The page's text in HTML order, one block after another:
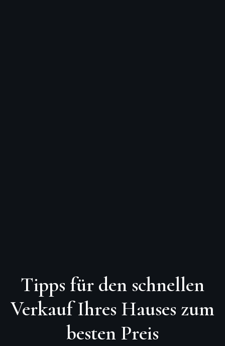
Tipps für den schnellen
Verkauf Ihres Hauses zum
besten Preis